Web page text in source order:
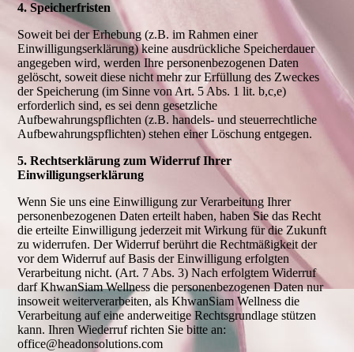
4. Speicherfristen
Soweit bei der Erhebung (z.B. im Rahmen einer
Einwilligungserklärung) keine ausdrückliche Speicherdauer
angegeben wird, werden Ihre personenbezogenen Daten
gelöscht, soweit diese nicht mehr zur Erfüllung des Zweckes
der Speicherung (im Sinne von Art. 5 Abs. 1 lit. b,c,e)
erforderlich sind, es sei denn gesetzliche
Aufbewahrungspflichten (z.B. handels- und steuerrechtliche
Aufbewahrungspflichten) stehen einer Löschung entgegen.
5. Rechtserklärung zum Widerruf Ihrer
Einwilligungserklärung
Wenn Sie uns eine Einwilligung zur Verarbeitung Ihrer
personenbezogenen Daten erteilt haben, haben Sie das Recht
die erteilte Einwilligung jederzeit mit Wirkung für die Zukunft
zu widerrufen. Der Widerruf berührt die Rechtmäßigkeit der
vor dem Widerruf auf Basis der Einwilligung erfolgten
Verarbeitung nicht. (Art. 7 Abs. 3) Nach erfolgtem Widerruf
darf KhwanSiam Wellness die personenbezogenen Daten nur
insoweit weiterverarbeiten, als KhwanSiam Wellness die
Verarbeitung auf eine anderweitige Rechtsgrundlage stützen
kann. Ihren Wiederruf richten Sie bitte an:
office@headonsolutions.com